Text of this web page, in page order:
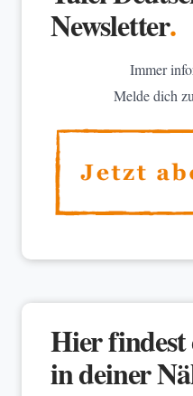
Newsletter.
Immer
Melde dich
Hier findest
in deiner